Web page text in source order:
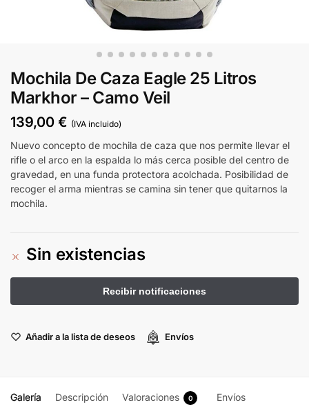
Mochila De Caza Eagle 25 Litros
Markhor – Camo Veil
139,00 € (IVA incluido)
Nuevo concepto de mochila de caza que nos permite llevar el
rifle o el arco en la espalda lo más cerca posible del centro de
gravedad, en una funda protectora acolchada. Posibilidad de
recoger el arma mientras se camina sin tener que quitarnos la
mochila.
Sin existencias
Añadir a la lista de deseos Envíos
Galería Descripción Valoraciones 0 Envíos